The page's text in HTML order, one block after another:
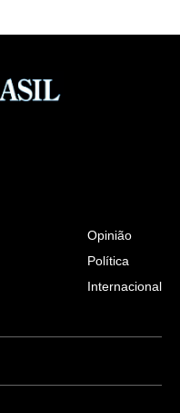
Opinião
Política
Internacional